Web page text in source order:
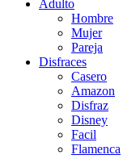
Adulto
Hombre
Mujer
Pareja
Disfraces
Casero
Amazon
Disfraz
Disney
Facil
Flamenca